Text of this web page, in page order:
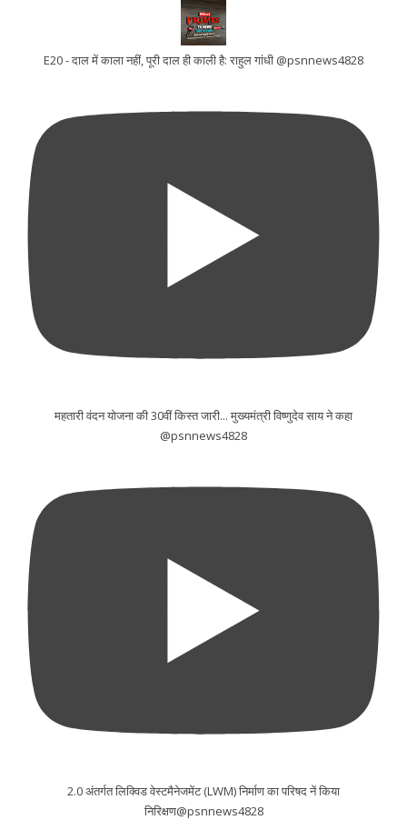
E20 - दाल में काला नहीं, पूरी दाल ही काली है: राहुल गांधी @psnnews4828
महतारी वंदन योजना की 30वीं किस्त जारी... मुख्यमंत्री विष्णुदेव साय ने कहा
@psnnews4828
2.0 अंतर्गत लिक्विड वेस्टमैनेजमेंट (LWM) निर्माण का परिषद नें किया
निरिक्षण@psnnews4828